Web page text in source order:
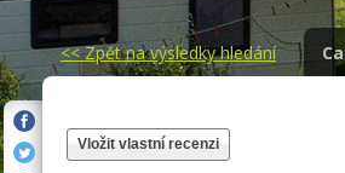
<<Zpět na výsledky hledání
Vložit vlastní recenzi